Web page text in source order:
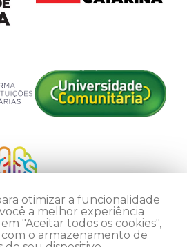
otimizar a funcionalidade
a melhor experiência
"Aceitar todos os cookies",
o armazenamento de